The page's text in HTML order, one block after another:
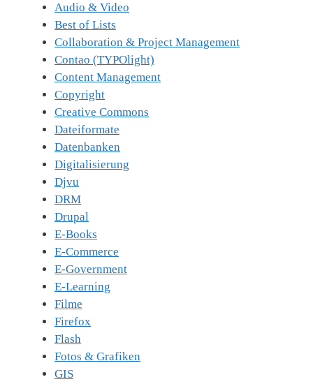
Audio & Video
Best of Lists
Collaboration & Project Management
Contao (TYPOlight)
Content Management
Copyright
Creative Commons
Dateiformate
Datenbanken
Digitalisierung
Djvu
DRM
Drupal
E-Books
E-Commerce
E-Government
E-Learning
Filme
Firefox
Flash
Fotos & Grafiken
GIS